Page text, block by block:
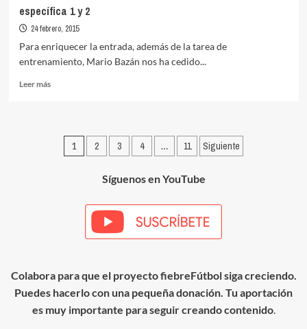
específica 1 y 2
24 febrero, 2015
Para enriquecer la entrada, además de la tarea de
entrenamiento, Mario Bazán nos ha cedido...
Leer másLeer
Velocidad:Paginación
entradas
1 2 3 4 … 11 Siguiente
Síguenos en YouTube
Colabora para que el proyecto fiebreFútbol siga creciendo.
Puedes hacerlo con una pequeña donación. Tu aportación
es muy importante para seguir creando contenido.